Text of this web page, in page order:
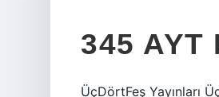
345 AYT
ÜçDörtFeş Yayınları